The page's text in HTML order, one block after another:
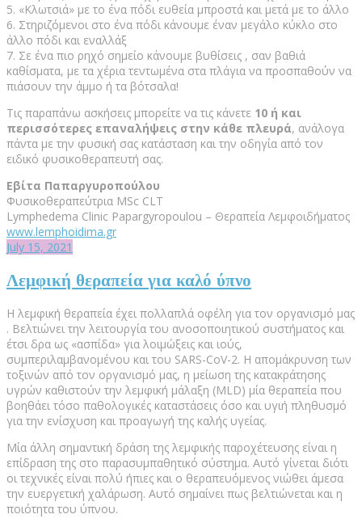
5. «Κλωτσιά» με το ένα πόδι ευθεία μπροστά και μετά με το άλλο
6. Στηριζόμενοι στο ένα πόδι κάνουμε έναν μεγάλο κύκλο στο
άλλο πόδι και εναλλάξ
7. Σε ένα πιο ρηχό σημείο κάνουμε βυθίσεις , σαν βαθιά
καθίσματα, με τα χέρια τεντωμένα στα πλάγια να προσπαθούν να
πιάσουν την άμμο ή τα βότσαλα!
Τις παραπάνω ασκήσεις μπορείτε να τις κάνετε 10 ή και
περισσότερες επαναλήψεις στην κάθε πλευρά, ανάλογα
πάντα με την φυσική σας κατάσταση και την οδηγία από τον
ειδικό φυσικοθεραπευτή σας.
Εβίτα Παπαργυροπούλου
Φυσικοθεραπεύτρια MSc CLT
Lymphedema Clinic Papargyropoulou – Θεραπεία Λεμφοιδήματος
www.lemphoidima.gr
July 15, 2021
Λεμφική θεραπεία για καλό ύπνο
Η λεμφική θεραπεία έχει πολλαπλά οφέλη για τον οργανισμό μας
. Βελτιώνει την λειτουργία του ανοσοποιητικού συστήματος και
έτσι δρα ως «ασπίδα» για λοιμώξεις και ιούς,
συμπεριλαμβανομένου και του SARS-CoV-2. Η απομάκρυνση των
τοξινών από τον οργανισμό μας, η μείωση της κατακράτησης
υγρών καθιστούν την λεμφική μάλαξη (MLD) μία θεραπεία που
βοηθάει τόσο παθολογικές καταστάσεις όσο και υγιή πληθυσμό
για την ενίσχυση και προαγωγή της καλής υγείας.
Μία άλλη σημαντική δράση της λεμφικής παροχέτευσης είναι η
επίδραση της στο παρασυμπαθητικό σύστημα. Αυτό γίνεται διότι
οι τεχνικές είναι πολύ ήπιες και ο θεραπευόμενος νιώθει άμεσα
την ευεργετική χαλάρωση. Αυτό σημαίνει πως βελτιώνεται και η
ποιότητα του ύπνου.